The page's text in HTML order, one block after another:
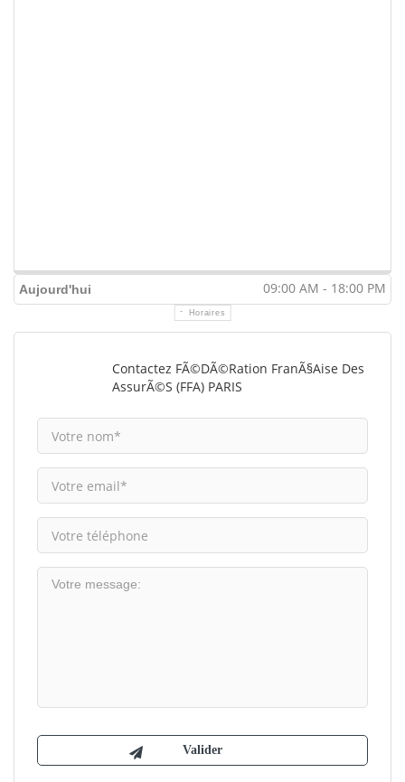
Aujourd'hui 09:00 AM - 18:00 PM
Horaires
Contactez FÃ©dÃ©ration FranÃ§aise Des
AssurÃ©s (FFA) PARIS